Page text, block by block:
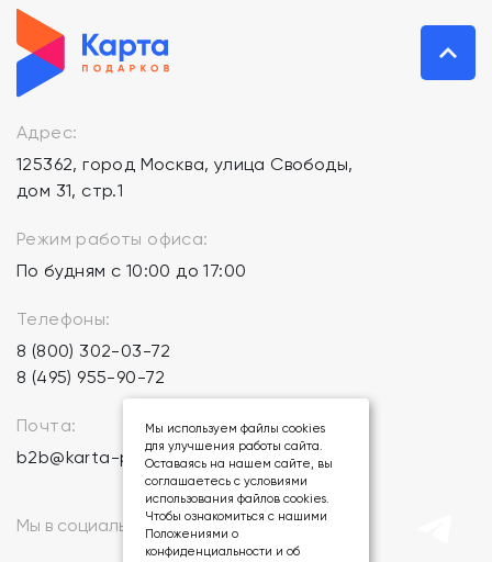
Адрес:
125362, город Москва, улица Свободы,
дом 31, стр.1
Режим работы офиса:
По будням с 10:00 до 17:00
Телефоны:
8 (800) 302-03-72
8 (495) 955-90-72
Почта:
b2b@karta-podarkov.ru
Мы в социальных сетях:
Мы используем файлы cookies
для улучшения работы сайта.
Оставаясь на нашем сайте, вы
соглашаетесь с условиями
использования файлов cookies.
Чтобы ознакомиться с нашими
Положениями о
конфиденциальности и об